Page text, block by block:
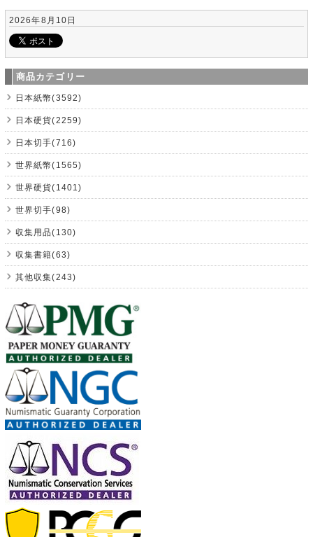
2026年8月10日
商品カテゴリー
日本紙幣(3592)
日本硬貨(2259)
日本切手(716)
世界紙幣(1565)
世界硬貨(1401)
世界切手(98)
収集用品(130)
収集書籍(63)
其他収集(243)